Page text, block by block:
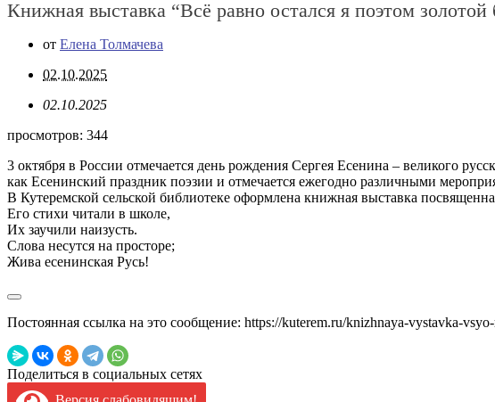
Книжная выставка “Всё равно остался я поэтом
от Елена Толмачева
02.10.2025
02.10.2025
просмотров: 344
3 октября в России отмечается день рождения Сергея Есенина – великого
как Есенинский праздник поэзии и отмечается ежегодно различными
В Кутеремской сельской библиотеке оформлена книжная выставка
Его стихи читали в школе,
Их заучили наизусть.
Слова несутся на просторе;
Жива есенинская Русь!
Постоянная ссылка на это сообщение: https://kuterem.ru/knizhnaya-vystavka-
Поделиться в социальных сетях